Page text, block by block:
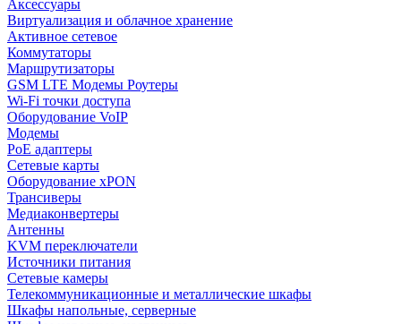
Аксессуары
Виртуализация и облачное хранение
Активное сетевое
Коммутаторы
Маршрутизаторы
GSM LTE Модемы Роутеры
Wi-Fi точки доступа
Оборудование VoIP
Модемы
PoE адаптеры
Сетевые карты
Оборудование xPON
Трансиверы
Медиаконвертеры
Антенны
KVM переключатели
Источники питания
Сетевые камеры
Телекоммуникационные и металлические шкафы
Шкафы напольные, серверные